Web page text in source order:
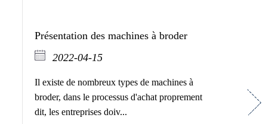
Présentation des machines à broder
2022-04-15
Il existe de nombreux types de machines à
broder, dans le processus d'achat proprement
dit, les entreprises doiv...
Tout
CAO
Next